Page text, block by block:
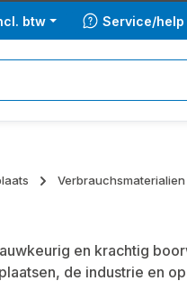
btw Service/help
en krachtig
de industrie en